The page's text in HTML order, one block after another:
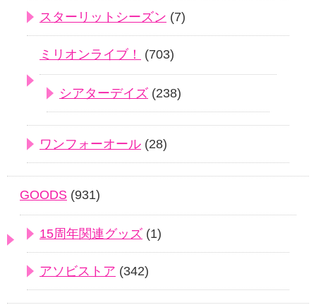
スターリットシーズン (7)
ミリオンライブ！ (703)
シアターデイズ (238)
ワンフォーオール (28)
GOODS (931)
15周年関連グッズ (1)
アソビストア (342)